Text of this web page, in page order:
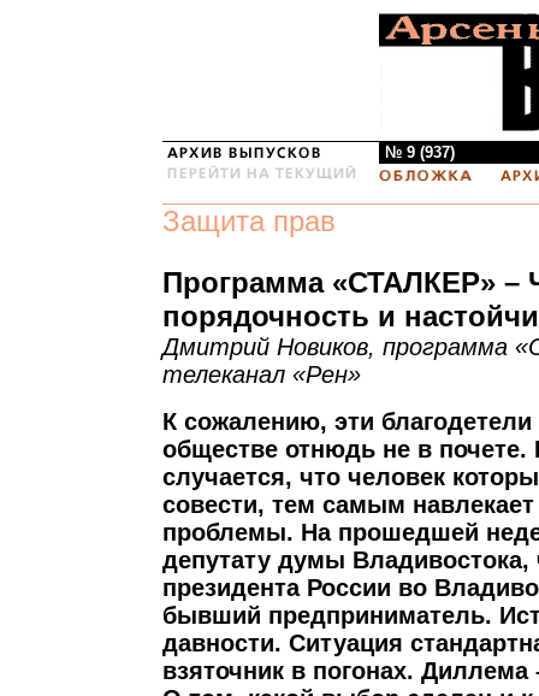
№ 9 (937)
Защита прав
Программа «СТАЛКЕР» –
порядочность и
Дмитрий Новиков, программа
телеканал «Рен»
К сожалению, эти
обществе отнюдь не в почете.
случается, что человек
совести, тем самым
проблемы. На прошедшей
депутату думы
президента России во
бывший предприниматель.
давности. Ситуация
взяточник в погонах. Диллема